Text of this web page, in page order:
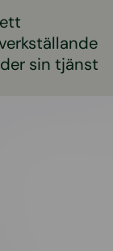
sin tjänst